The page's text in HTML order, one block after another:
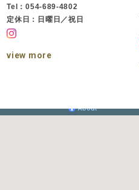
Tel：054-689-4802
定休日：日曜日／祝日
view more